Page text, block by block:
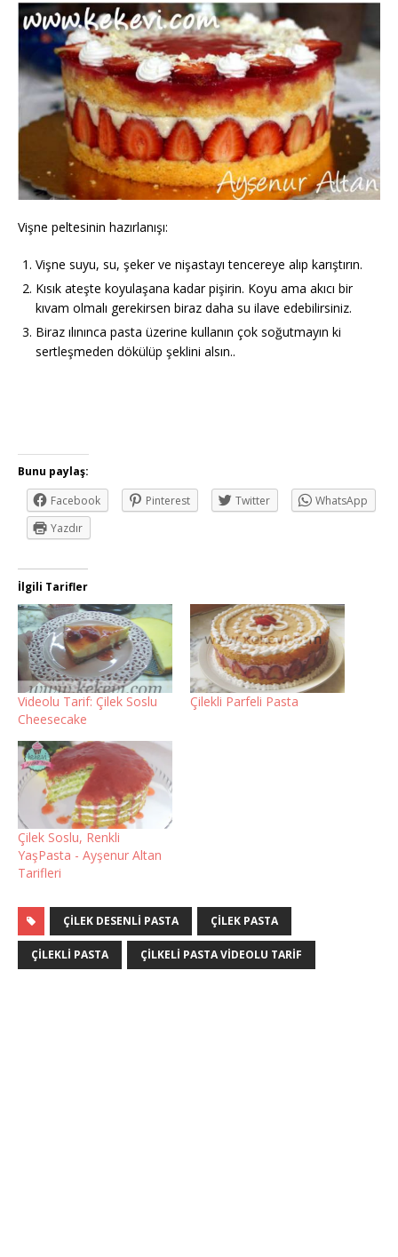
Vişne peltesinin hazırlanışı:
Vişne suyu, su, şeker ve nişastayı tencereye alıp karıştırın.
Kısık ateşte koyulaşana kadar pişirin. Koyu ama akıcı bir
kıvam olmalı gerekirsen biraz daha su ilave edebilirsiniz.
Biraz ılınınca pasta üzerine kullanın çok soğutmayın ki
sertleşmeden dökülüp şeklini alsın..
Bunu paylaş:
Facebook
Pinterest Twitter
WhatsApp
Yazdır
İlgili Tarifler
Videolu Tarif: Çilek Soslu
Cheesecake
Çilekli Parfeli Pasta
Çilek Soslu, Renkli
YaşPasta - Ayşenur Altan
Tarifleri
ÇILEK DESENLI PASTA ÇILEK PASTA
ÇILEKLI PASTA ÇILKELI PASTA VIDEOLU TARIF